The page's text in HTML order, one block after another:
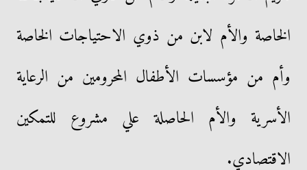
الخاصة والأم لابن من ذوي الاحتياجات الخاصة
وأم من مؤسسات الأطفال المحرومين من الرعاية
الأسرية والأم الحاصلة علي مشروع للتمكين
الاقتصادي.